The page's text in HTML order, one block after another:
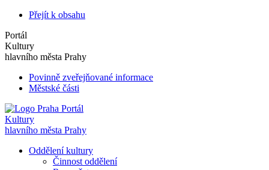
Přejít k obsahu
Portál
Kultury
hlavního města Prahy
Povinně zveřejňované informace
Městské části
Portál
Kultury
hlavního města Prahy
Oddělení kultury
Činnost oddělení